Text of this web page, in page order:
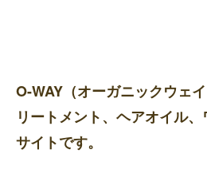
O-WAY（オーガニックウェ
リートメント、ヘアオイル
サイトです。